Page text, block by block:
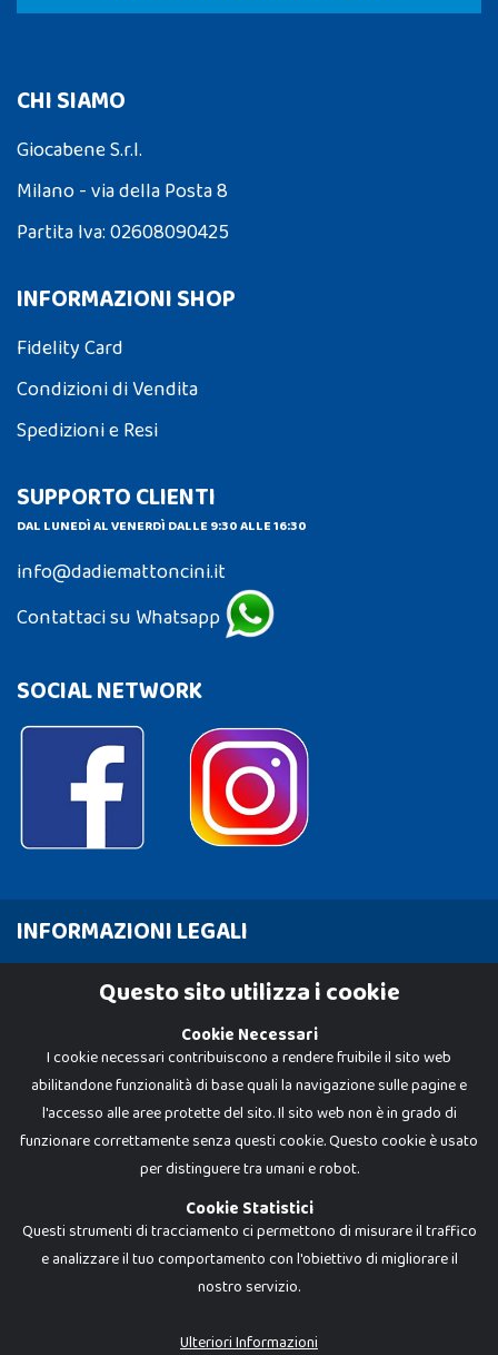
CHI SIAMO
Giocabene S.r.l.
Milano - via della Posta 8
Partita Iva: 02608090425
INFORMAZIONI SHOP
Fidelity Card
Condizioni di Vendita
Spedizioni e Resi
SUPPORTO CLIENTI
DAL LUNEDÌ AL VENERDÌ DALLE 9:30 ALLE 16:30
info@dadiemattoncini.it
Contattaci su Whatsapp
SOCIAL NETWORK
INFORMAZIONI LEGALI
Cookie Policy
Dadi e Mattoncini è un brand di Giocabene Srl. Ogni riproduzione o utilizzo non
I prezzi e le promozioni pubblicate potrebbero differire da quanto esposto in
Questo sito utilizza i cookie
Cookie Necessari
I cookie necessari contribuiscono a rendere fruibile il sito web
abilitandone funzionalità di base quali la navigazione sulle pagine e
l'accesso alle aree protette del sito. Il sito web non è in grado di
funzionare correttamente senza questi cookie. Questo cookie è usato
per distinguere tra umani e robot.
Cookie Statistici
Questi strumenti di tracciamento ci permettono di misurare il traffico
e analizzare il tuo comportamento con l'obiettivo di migliorare il
nostro servizio.
Ulteriori Informazioni